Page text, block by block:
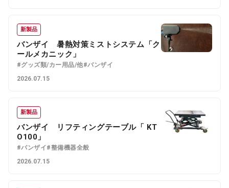
新製品
バンザイ 暑熱対策ミストシステム「ク
ールメカニック」
#グッズ類/カー用品/他#バンザイ
2026.07.15
新製品
バンザイ リフティングテーブル「 KT
O100」
#バンザイ#整備機器全般
2026.07.15